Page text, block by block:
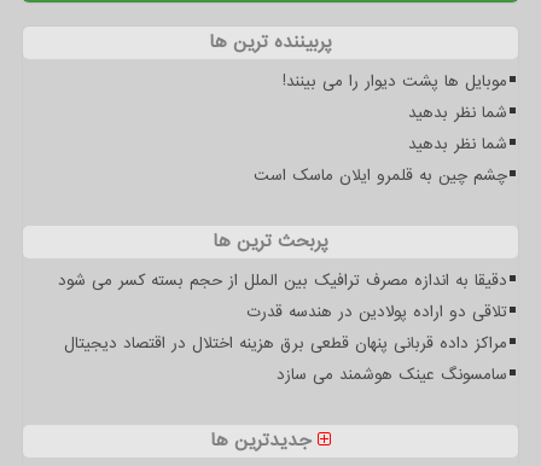
پربیننده ترین ها
موبایل ها پشت دیوار را می بینند!
شما نظر بدهید
شما نظر بدهید
چشم چین به قلمرو ایلان ماسک است
پربحث ترین ها
دقیقا به اندازه مصرف ترافیک بین الملل از حجم بسته کسر می شود
تلاقی دو اراده پولادین در هندسه قدرت
مراکز داده قربانی پنهان قطعی برق هزینه اختلال در اقتصاد دیجیتال
سامسونگ عینک هوشمند می سازد
جدیدترین ها